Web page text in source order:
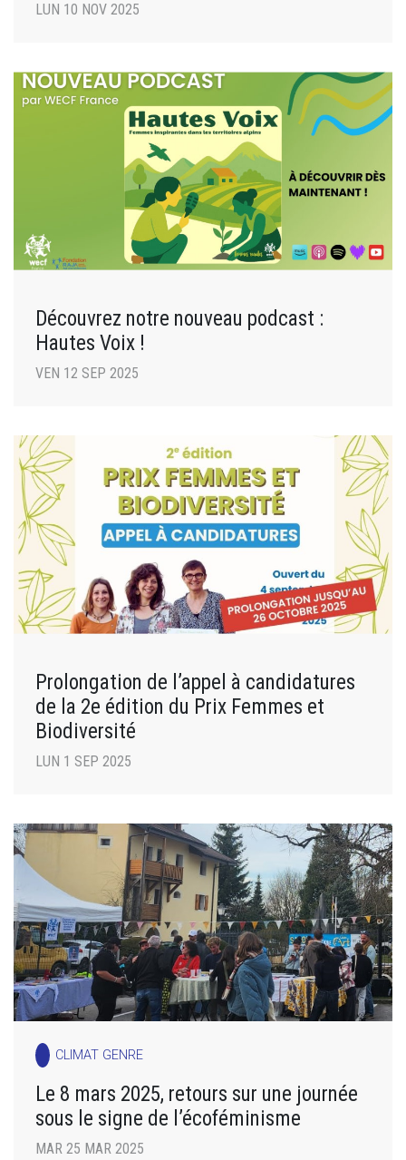
LUN 10 NOV 2025
Découvrez notre nouveau podcast :
Hautes Voix !
VEN 12 SEP 2025
Prolongation de l’appel à candidatures
de la 2e édition du Prix Femmes et
Biodiversité
LUN 1 SEP 2025
CLIMAT GENRE
Le 8 mars 2025, retours sur une journée
sous le signe de l’écoféminisme
MAR 25 MAR 2025